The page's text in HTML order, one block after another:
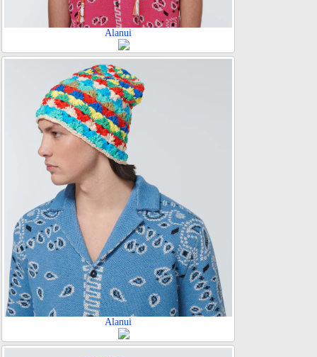
Alanui
Alanui